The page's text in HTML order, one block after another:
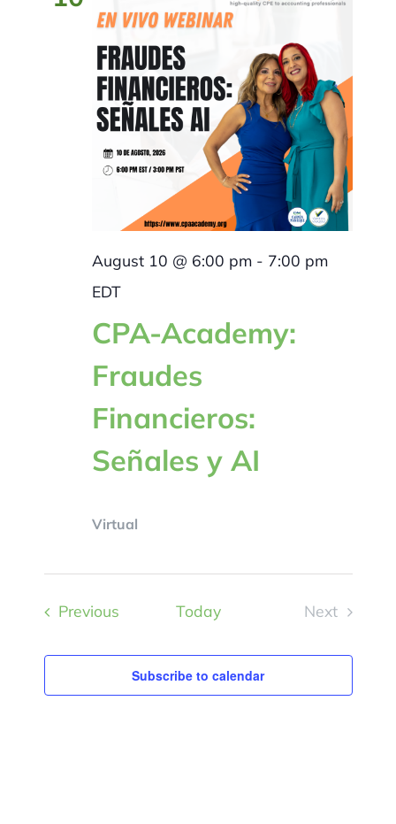
CONTACTANOS
August 10 @ 6:00 pm- 7:00 pm
EDT
CPA-Academy:
Fraudes
Financieros:
Señales y AI
Virtual
Previous Today
Next
Subscribe to calendar